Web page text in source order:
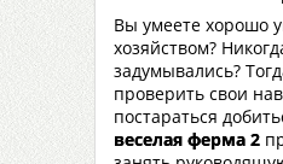
Вы умеете хорошо
хозяйством?
задумывались?
проверить свои
постараться
веселая ферма 2